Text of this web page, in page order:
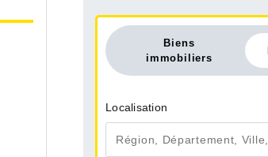
Biens
immobiliers
Localisation